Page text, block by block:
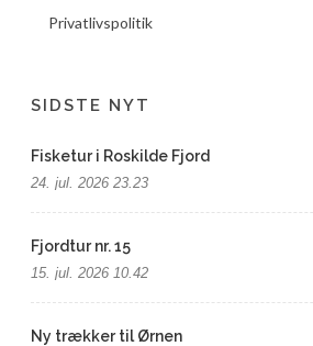
Privatlivspolitik
SIDSTE NYT
Fisketur i Roskilde Fjord
24. jul. 2026 23.23
Fjordtur nr. 15
15. jul. 2026 10.42
Ny trækker til Ørnen